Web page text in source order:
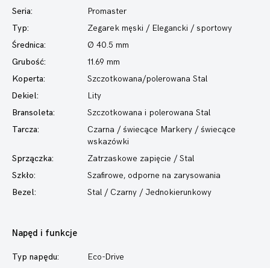
Seria:
Promaster
Typ:
Zegarek męski / Elegancki / sportowy
Średnica:
Ø 40.5 mm
Grubość:
11.69 mm
Koperta:
Szczotkowana/polerowana Stal
Dekiel:
Lity
Bransoleta:
Szczotkowana i polerowana Stal
Tarcza:
Czarna / świecące Markery / świecące
wskazówki
Sprzączka:
Zatrzaskowe zapięcie / Stal
Szkło:
Szafirowe, odporne na zarysowania
Bezel:
Stal / Czarny / Jednokierunkowy
Napęd i funkcje
Typ napędu:
Eco-Drive